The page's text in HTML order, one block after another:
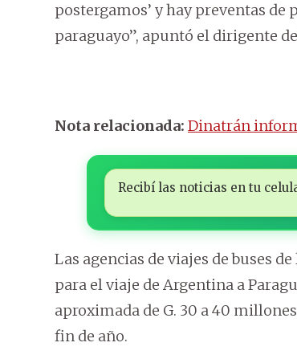
postergamos’ y hay preventas
paraguayo”, apuntó el dirigente
Nota relacionada: Dinatrán
Recibí las noticias en tu
Las agencias de viajes de buses
para el viaje de Argentina a
aproximada de G. 30 a 40
fin de año.